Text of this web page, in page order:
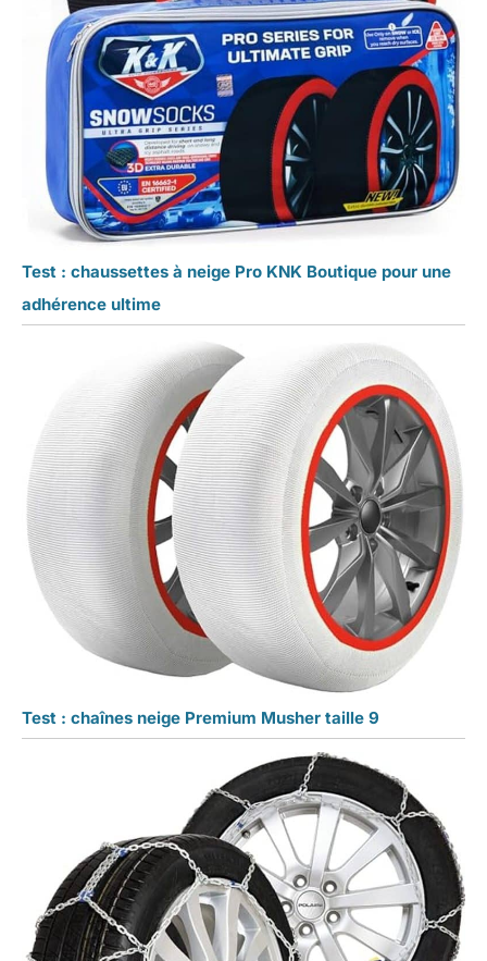
Test : chaussettes à neige Pro KNK Boutique pour une
adhérence ultime
Test : chaînes neige Premium Musher taille 9